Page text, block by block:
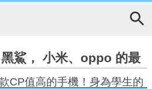
鯊， 小米、oppo 的最
CP值高的手機！身為學生的